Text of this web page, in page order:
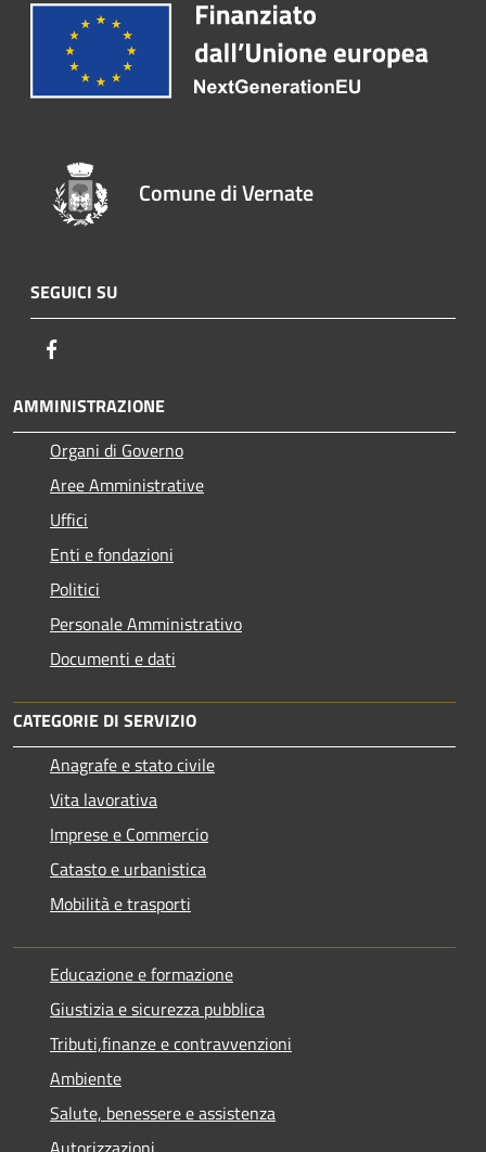
Comune di Vernate
SEGUICI SU
AMMINISTRAZIONE
Organi di Governo
Aree Amministrative
Uffici
Enti e fondazioni
Politici
Personale Amministrativo
Documenti e dati
CATEGORIE DI SERVIZIO
Anagrafe e stato civile
Vita lavorativa
Imprese e Commercio
Catasto e urbanistica
Mobilità e trasporti
Educazione e formazione
Giustizia e sicurezza pubblica
Tributi,finanze e contravvenzioni
Ambiente
Salute, benessere e assistenza